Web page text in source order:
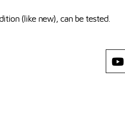
(like new), can be tested.